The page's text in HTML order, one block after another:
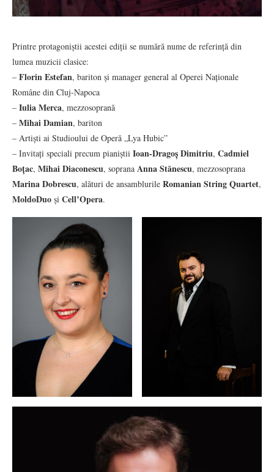
Printre protagoniștii acestei ediții se numără nume de referință din
lumea muzicii clasice:
– Florin Estefan, bariton și manager general al Operei Naționale
Române din Cluj-Napoca
– Iulia Merca, mezzosoprană
– Mihai Damian, bariton
– Artiști ai Studioului de Operă „Lya Hubic”
– Invitați speciali precum pianiștii Ioan-Dragoș Dimitriu, Cadmiel
Boțac, Mihai Diaconescu, soprana Anna Stănescu, mezzosoprana
Marina Dobrescu, alături de ansamblurile Romanian String Quartet,
MoldoDuo și Cell’Opera.